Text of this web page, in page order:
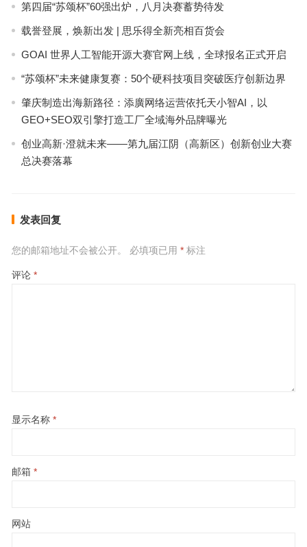
第四届“苏颂杯”60强出炉，八月决赛蓄势待发
载誉登展，焕新出发 | 思乐得全新亮相百货会
GOAI 世界人工智能开源大赛官网上线，全球报名正式开启
“苏颂杯”未来健康复赛：50个硬科技项目突破医疗创新边界
肇庆制造出海新路径：添廣网络运营依托天小智AI，以
GEO+SEO双引擎打造工厂全域海外品牌曝光
创业高新·澄就未来——第九届江阴（高新区）创新创业大赛
总决赛落幕
发表回复
您的邮箱地址不会被公开。 必填项已用 *标注
评论 *
显示名称 *
邮箱 *
网站